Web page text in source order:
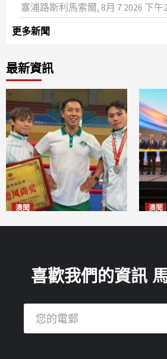
塞浦路斯利馬索爾, 8月 7 2026 下午
更多新聞
最新資訊
澳聞 澳聞
喜歡我們的資訊